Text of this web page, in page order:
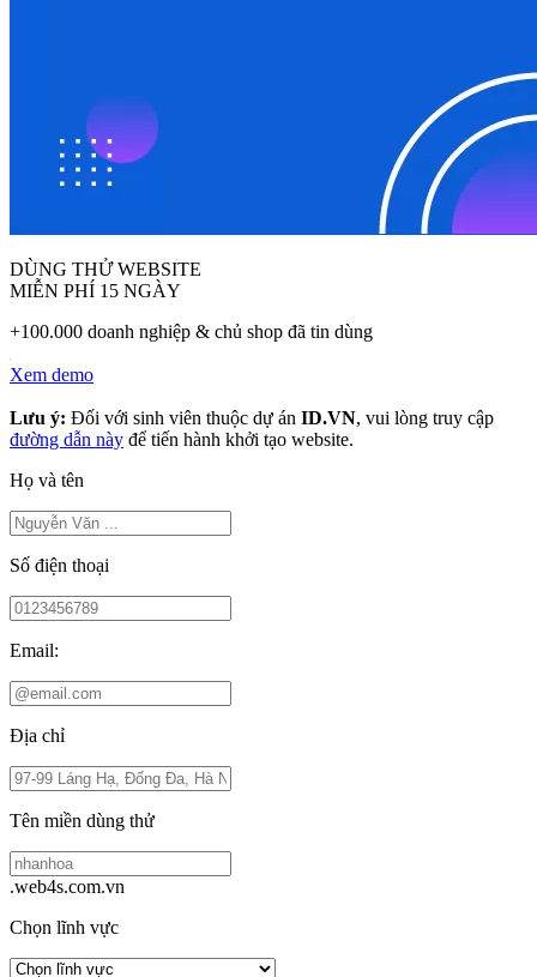
DÙNG THỬ WEBSITE
MIỄN PHÍ 15 NGÀY
+100.000 doanh nghiệp & chủ shop đã tin dùng
Xem demo
Lưu ý: Đối với sinh viên thuộc dự án ID.VN, vui lòng truy cập
đường dẫn này để tiến hành khởi tạo website.
Họ và tên
Số điện thoại
Email:
Địa chỉ
Tên miền dùng thử
.web4s.com.vn
Chọn lĩnh vực